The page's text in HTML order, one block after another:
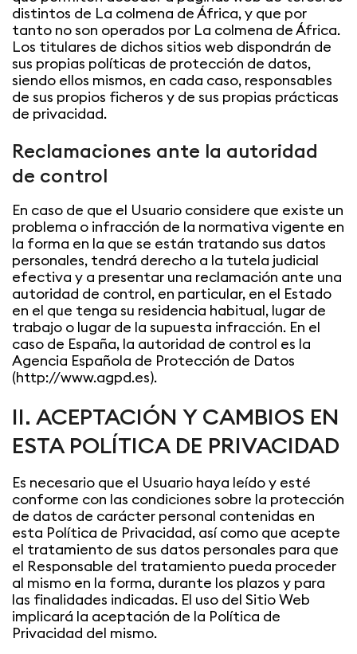
distintos de La colmena de África, y que por
tanto no son operados por La colmena de África.
Los titulares de dichos sitios web dispondrán de
sus propias políticas de protección de datos,
siendo ellos mismos, en cada caso, responsables
de sus propios ficheros y de sus propias prácticas
de privacidad.
Reclamaciones ante la autoridad
de control
En caso de que el Usuario considere que existe un
problema o infracción de la normativa vigente en
la forma en la que se están tratando sus datos
personales, tendrá derecho a la tutela judicial
efectiva y a presentar una reclamación ante una
autoridad de control, en particular, en el Estado
en el que tenga su residencia habitual, lugar de
trabajo o lugar de la supuesta infracción. En el
caso de España, la autoridad de control es la
Agencia Española de Protección de Datos
(http://www.agpd.es).
II. ACEPTACIÓN Y CAMBIOS EN
ESTA POLÍTICA DE PRIVACIDAD
Es necesario que el Usuario haya leído y esté
conforme con las condiciones sobre la protección
de datos de carácter personal contenidas en
esta Política de Privacidad, así como que acepte
el tratamiento de sus datos personales para que
el Responsable del tratamiento pueda proceder
al mismo en la forma, durante los plazos y para
las finalidades indicadas. El uso del Sitio Web
implicará la aceptación de la Política de
Privacidad del mismo.